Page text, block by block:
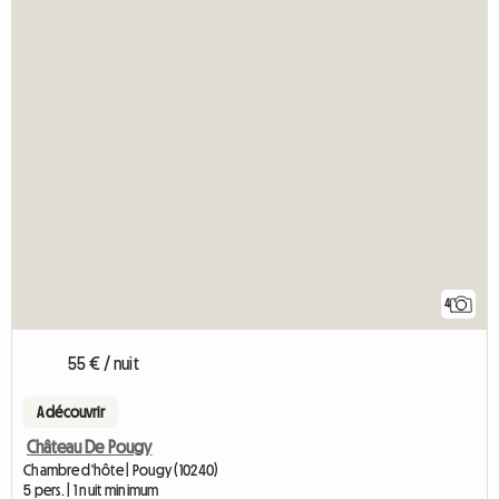
4
55 € / nuit
A découvrir
Château De Pougy
Chambre d'hôte | Pougy (10240)
5 pers. | 1 nuit minimum